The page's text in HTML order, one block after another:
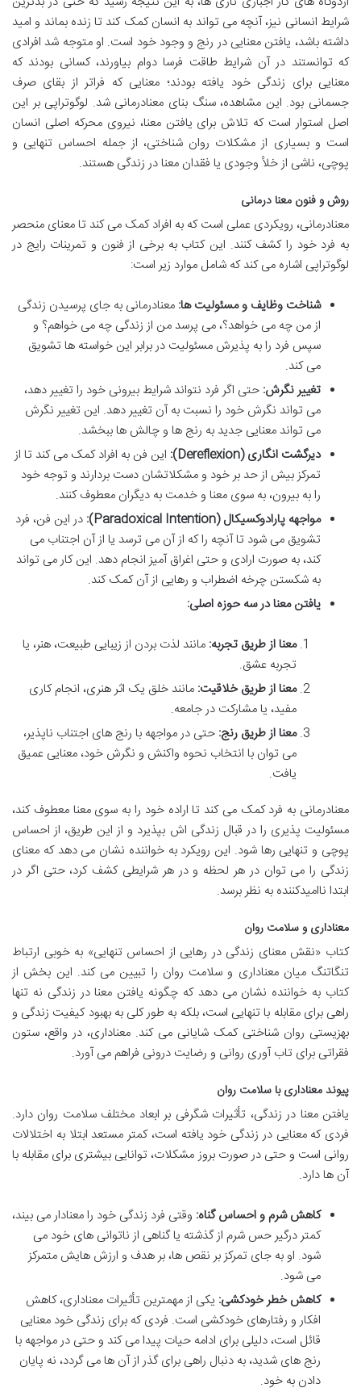
شرایط انسانی نیز، آنچه می تواند به انسان کمک کند تا زنده بماند و امید
داشته باشد، یافتن معنایی در رنج و وجود خود است. او متوجه شد افرادی
که توانستند در آن شرایط طاقت فرسا دوام بیاورند، کسانی بودند که
معنایی برای زندگی خود یافته بودند؛ معنایی که فراتر از بقای صرف
جسمانی بود. این مشاهده، سنگ بنای معنادرمانی شد. لوگوتراپی بر این
اصل استوار است که تلاش برای یافتن معنا، نیروی محرکه اصلی انسان
است و بسیاری از مشکلات روان شناختی، از جمله احساس تنهایی و
پوچی، ناشی از خلأ وجودی یا فقدان معنا در زندگی هستند.
روش و فنون معنا درمانی
معنادرمانی، رویکردی عملی است که به افراد کمک می کند تا معنای منحصر
به فرد خود را کشف کنند. این کتاب به برخی از فنون و تمرینات رایج در
لوگوتراپی اشاره می کند که شامل موارد زیر است:
شناخت وظایف و مسئولیت ها: معنادرمانی به جای پرسیدن زندگی
از من چه می خواهد؟، می پرسد من از زندگی چه می خواهم؟ و
سپس فرد را به پذیرش مسئولیت در برابر این خواسته ها تشویق
می کند.
تغییر نگرش: حتی اگر فرد نتواند شرایط بیرونی خود را تغییر دهد،
می تواند نگرش خود را نسبت به آن تغییر دهد. این تغییر نگرش
می تواند معنایی جدید به رنج ها و چالش ها ببخشد.
دیرگشت انگاری (Dereflexion):
این فن به افراد کمک می کند تا از
تمرکز بیش از حد بر خود و مشکلاتشان دست بردارند و توجه خود
را به بیرون، به سوی معنا و خدمت به دیگران معطوف کنند.
مواجهه پارادوکسیکال (Paradoxical Intention):
در این فن، فرد
تشویق می شود تا آنچه را که از آن می ترسد یا از آن اجتناب می
کند، به صورت ارادی و حتی اغراق آمیز انجام دهد. این کار می تواند
به شکستن چرخه اضطراب و رهایی از آن کمک کند.
یافتن معنا در سه حوزه اصلی:
معنا از طریق تجربه: مانند لذت بردن از زیبایی طبیعت، هنر، یا
تجربه عشق.
معنا از طریق خلاقیت: مانند خلق یک اثر هنری، انجام کاری
مفید، یا مشارکت در جامعه.
معنا از طریق رنج: حتی در مواجهه با رنج های اجتناب ناپذیر،
می توان با انتخاب نحوه واکنش و نگرش خود، معنایی عمیق
یافت.
معنادرمانی به فرد کمک می کند تا اراده خود را به سوی معنا معطوف کند،
مسئولیت پذیری را در قبال زندگی اش بپذیرد و از این طریق، از احساس
پوچی و تنهایی رها شود. این رویکرد به خواننده نشان می دهد که معنای
زندگی را می توان در هر لحظه و در هر شرایطی کشف کرد، حتی اگر در
ابتدا ناامیدکننده به نظر برسد.
معناداری و سلامت روان
کتاب «نقش معنای زندگی در رهایی از احساس تنهایی» به خوبی ارتباط
تنگاتنگ میان معناداری و سلامت روان را تبیین می کند. این بخش از
کتاب به خواننده نشان می دهد که چگونه یافتن معنا در زندگی نه تنها
راهی برای مقابله با تنهایی است، بلکه به طور کلی به بهبود کیفیت زندگی و
بهزیستی روان شناختی کمک شایانی می کند. معناداری، در واقع، ستون
فقراتی برای تاب آوری روانی و رضایت درونی فراهم می آورد.
پیوند معناداری با سلامت روان
یافتن معنا در زندگی، تأثیرات شگرفی بر ابعاد مختلف سلامت روان دارد.
فردی که معنایی در زندگی خود یافته است، کمتر مستعد ابتلا به اختلالات
روانی است و حتی در صورت بروز مشکلات، توانایی بیشتری برای مقابله با
آن ها دارد.
کاهش شرم و احساس گناه: وقتی فرد زندگی خود را معنادار می بیند،
کمتر درگیر حس شرم از گذشته یا گناهی از ناتوانی های خود می
شود. او به جای تمرکز بر نقص ها، بر هدف و ارزش هایش متمرکز
می شود.
کاهش خطر خودکشی: یکی از مهمترین تأثیرات معناداری، کاهش
افکار و رفتارهای خودکشی است. فردی که برای زندگی خود معنایی
قائل است، دلیلی برای ادامه حیات پیدا می کند و حتی در مواجهه با
رنج های شدید، به دنبال راهی برای گذر از آن ها می گردد، نه پایان
دادن به خود.